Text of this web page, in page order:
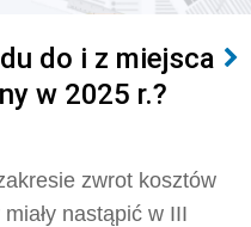
do i z miejsca
w 2025 r.?
zwrot kosztów
nastąpić w III